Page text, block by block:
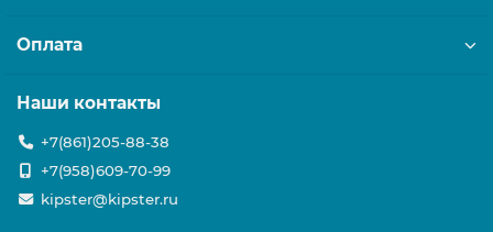
Оплата
Наши контакты
+7(861)205-88-38
+7(958)609-70-99
kipster@kipster.ru